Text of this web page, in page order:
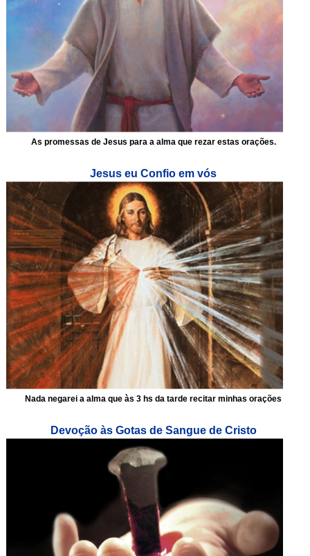
As promessas de Jesus para a alma que rezar estas orações.
Jesus eu Confio em vós
Nada negarei a alma que às 3 hs da tarde recitar minhas orações
Devoção às Gotas de Sangue de Cristo